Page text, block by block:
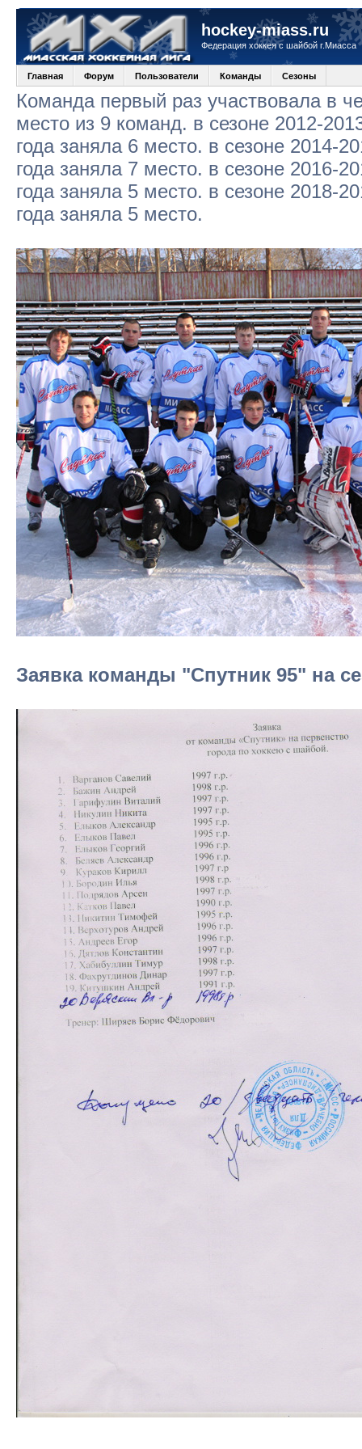
hockey-miass.ru
Федерация хоккея с шайбой г.Миасса
Главная Форум Пользователи Команды Сезоны
Команда первый раз участвовала в
место из 9 команд. в сезоне 2012-
года заняла 6 место. в сезоне 2014-
года заняла 7 место. в сезоне 2016-
года заняла 5 место. в сезоне 2018-
года заняла 5 место.
Заявка команды "Спутник 95" на